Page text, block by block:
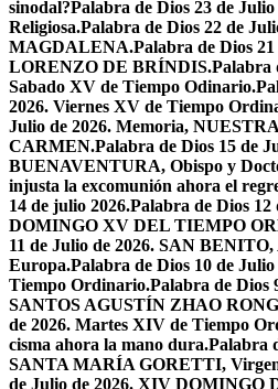
sinodal?Palabra de Dios 23 de
Religiosa.Palabra de Dios 22 de
MAGDALENA.Palabra de Dios
LORENZO DE BRÍNDIS.Palabra
Sabado XV de Tiempo Odinario.
2026. Viernes XV de Tiempo
Julio de 2026. Memoria,
CARMEN.Palabra de Dios 15 de
BUENAVENTURA, Obispo y
injusta la excomunión ahora el
14 de julio 2026.Palabra de Dios 12
DOMINGO XV DEL TIEMPO
11 de Julio de 2026. SAN
Europa.Palabra de Dios 10 de
Tiempo Ordinario.Palabra de Dios
SANTOS AGUSTÍN ZHAO
de 2026. Martes XIV de Tiempo
cisma ahora la mano dura.Palabra
SANTA MARÍA GORETTI,
de Julio de 2026. XIV DOMINGO